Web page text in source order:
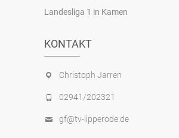
Landesliga 1 in Kamen
KONTAKT
Christoph Jarren
02941/202321
gf@tv-lipperode.de